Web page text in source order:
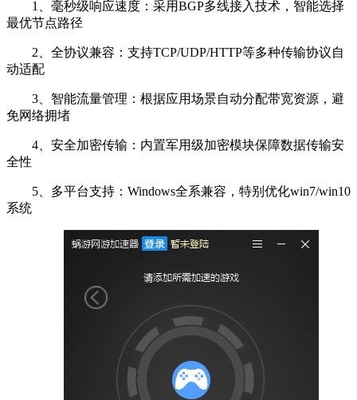
1、毫秒级响应速度：采用BGP多线接入技术，智能选择
最优节点路径
2、全协议兼容：支持TCP/UDP/HTTP等多种传输协议自
动适配
3、智能流量管理：根据应用场景自动分配带宽资源，避
免网络拥堵
4、安全加密传输：内置军用级加密模块保障数据传输安
全性
5、多平台支持：Windows全系兼容，特别优化win7/win10
系统